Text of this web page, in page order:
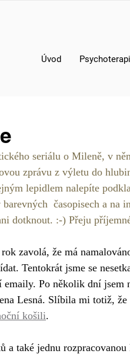
Úvod
seriálu o Mileně, v
zprávu z výletu do
lepidlem nalepíte
časopisech a na
dotknout. :-) Přeju
zavolá, že má
Tentokrát jsme se
Po několik dní jsem
Lesná. Slíbila mi totiž,
košili.
také jednu rozpracovanou